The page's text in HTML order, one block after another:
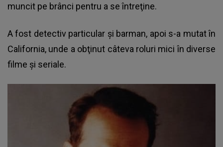
muncit pe brânci pentru a se întreţine.
A fost detectiv particular şi barman, apoi s-a mutat în
California, unde a obţinut câteva roluri mici în diverse
filme şi seriale.